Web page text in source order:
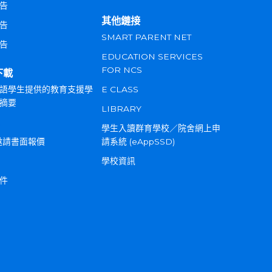
載
學生提供的教育支援學
要
書面報價
其他鏈接
SMART PARENT NET
EDUCATION SERVICES
FOR NCS
E CLASS
LIBRARY
學生入讀群育學校／院舍網上申
請系統 (eAppSSD)
學校資訊